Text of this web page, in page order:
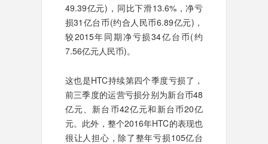
49.39亿元)，同比下滑13.6%，净亏
损31亿台币(约合人民币6.89亿元)，
较2015年同期净亏损34亿台币(约
7.56亿元人民币)。
这也是HTC持续第四个季度亏损了，
前三季度的运营亏损分别为新台币48
亿元、新台币42亿元和新台币20亿
元。此外，整个2016年HTC的表现也
很让人担心，除了整年亏损105亿台